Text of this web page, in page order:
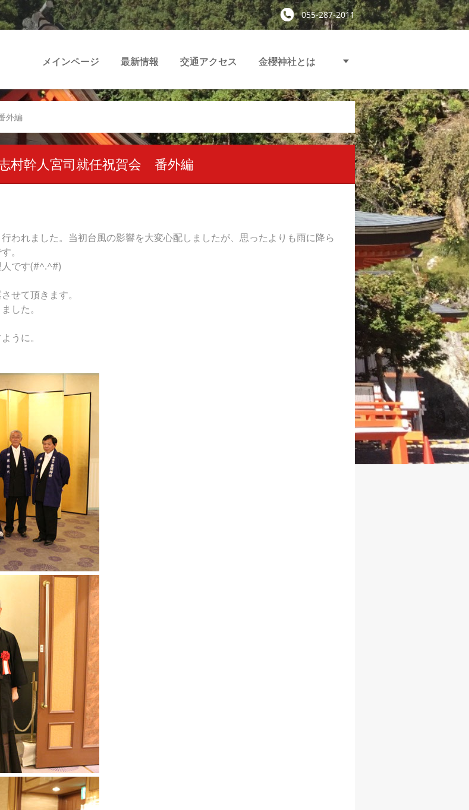
055-287-2011
メインページ 最新情報 交通アクセス 金櫻神社とは
外編
村幹人宮司就任祝賀会 番外編
われました。当初台風の影響を大変心配しましたが、思ったよりも雨に降ら
。
人です(#^.^#)
せて頂きます。
した。
うに。